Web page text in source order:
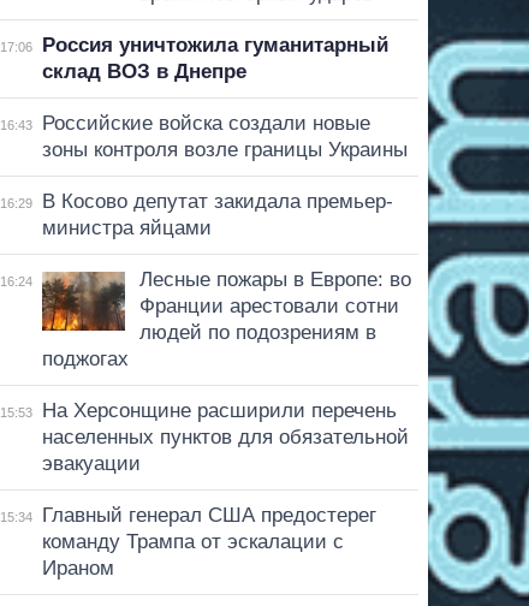
17:06
Россия уничтожила гуманитарный
склад ВОЗ в Днепре
16:43
Российские войска создали новые
зоны контроля возле границы Украины
16:29
В Косово депутат закидала премьер-
министра яйцами
16:24
Лесные пожары в Европе: во
Франции арестовали сотни
людей по подозрениям в
поджогах
15:53
На Херсонщине расширили перечень
населенных пунктов для обязательной
эвакуации
15:34
Главный генерал США предостерег
команду Трампа от эскалации с
Ираном